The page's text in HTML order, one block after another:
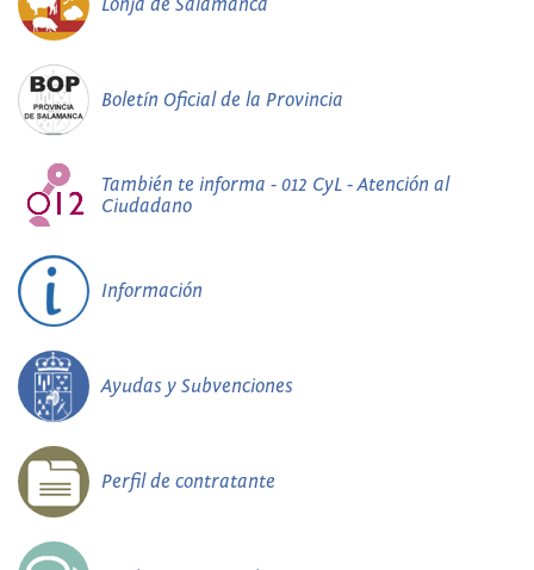
Boletín Oficial de la Provincia
También te informa - 012 CyL - Atención al
Ciudadano
Información
Ayudas y Subvenciones
Perfil de contratante